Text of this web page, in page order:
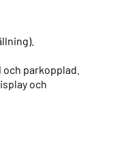
parkopplad.
och